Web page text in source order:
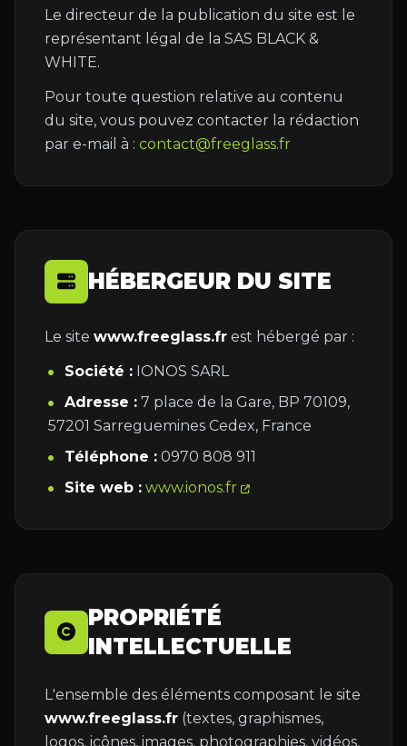
Le directeur de la publication du site est le
représentant légal de la SAS BLACK &
WHITE.
Pour toute question relative au contenu
du site, vous pouvez contacter la rédaction
par e-mail à : contact@freeglass.fr
HÉBERGEUR DU SITE
Le site www.freeglass.fr est hébergé par :
Société : IONOS SARL
Adresse : 7 place de la Gare, BP 70109,
57201 Sarreguemines Cedex, France
Téléphone : 0970 808 911
Site web : www.ionos.fr
PROPRIÉTÉ
INTELLECTUELLE
L'ensemble des éléments composant le site
www.freeglass.fr (textes, graphismes,
logos, icônes, images, photographies, vidéos,